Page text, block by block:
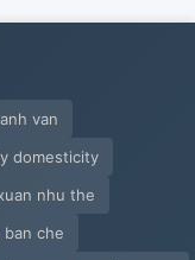
van
domesticity
nhu the
che